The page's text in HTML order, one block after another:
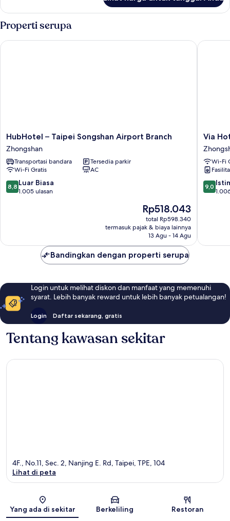
Asap
Rokok
Kamar
Standar,
1
Tempat
Tidur
Properti serupa
HubHotel
–
Taipei
Songshan
Airport
Branch
Zhongshan
HubHotel – Taipei Songshan Airport Branch
Zhongshan
Transportasi bandara
Tersedia parkir
Wi-Fi Gratis
AC
8.8
dari
8,8 Luar Biasa
1.005 ulasan
Harga
sekarang
Rp518.043
Rp518.043
total Rp598.340
termasuk pajak & biaya lainnya
13 Agu - 14 Agu
HubHotel – Taipei Songshan Airport Branch
Via
Hotel
Loft
Via
Wi-Fi
9.0
dari
9,0
Via
Bandingkan dengan properti serupa
Login untuk melihat diskon dan manfaat yang memenuhi
syarat. Lebih banyak reward untuk lebih banyak petualangan!
Login Daftar sekarang, gratis
Tentang kawasan sekitar
Peta
4F., No.11, Sec. 2, Nanjing E. Rd, Taipei, TPE, 104
Lihat di peta
Yang ada di sekitar Berkeliling Restoran